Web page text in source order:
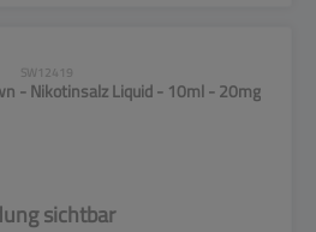
SW12419
- Nikotinsalz Liquid - 10ml - 20mg
sichtbar